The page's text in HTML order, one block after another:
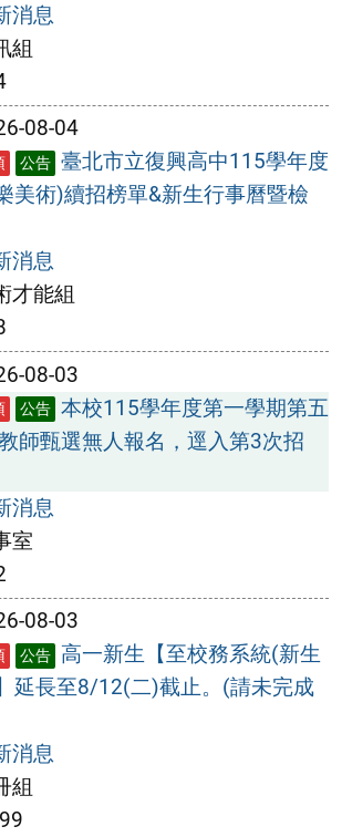
消息
組
08-04
公告 臺北市立復興高中115學年度
美術)續招榜單&新生行事曆暨檢
消息
才能組
08-03
公告 本校115學年度第一學期第五
師甄選無人報名，逕入第3次招
消息
室
08-03
公告 高一新生【至校務系統(新生
延長至8/12(二)截止。(請未完成
消息
組